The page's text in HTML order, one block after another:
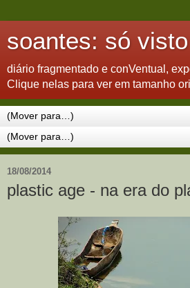
soantes: só visto
diário fragmentado e conVentual,
Clique nelas para ver em tamanho
18/08/2014
plastic age - na era do